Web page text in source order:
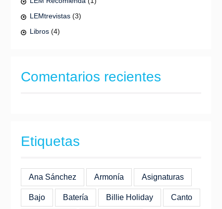
LEMtrevistas(3)
Libros(4)
Comentarios recientes
Etiquetas
Ana Sánchez Armonía Asignaturas
Bajo Batería Billie Holiday Canto